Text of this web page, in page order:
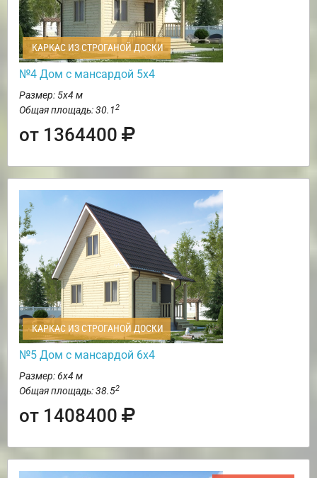
КАРКАС ИЗ СТРОГАНОЙ ДОСКИ
№4 Дом с мансардой 5х4
Размер: 5х4 м
Общая площадь: 30.12
от 1364400
КАРКАС ИЗ СТРОГАНОЙ ДОСКИ
№5 Дом с мансардой 6х4
Размер: 6х4 м
Общая площадь: 38.52
от 1408400